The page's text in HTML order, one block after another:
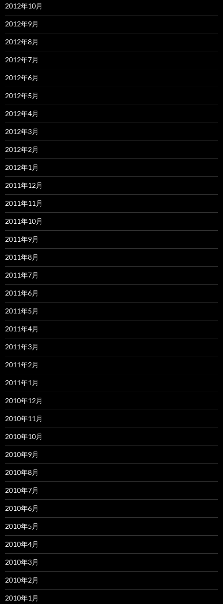
2012年10月
2012年9月
2012年8月
2012年7月
2012年6月
2012年5月
2012年4月
2012年3月
2012年2月
2012年1月
2011年12月
2011年11月
2011年10月
2011年9月
2011年8月
2011年7月
2011年6月
2011年5月
2011年4月
2011年3月
2011年2月
2011年1月
2010年12月
2010年11月
2010年10月
2010年9月
2010年8月
2010年7月
2010年6月
2010年5月
2010年4月
2010年3月
2010年2月
2010年1月